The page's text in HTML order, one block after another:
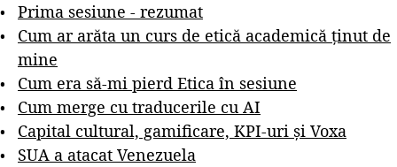
Prima sesiune - rezumat
Cum ar arăta un curs de etică academică ținut de
mine
Cum era să-mi pierd Etica în sesiune
Cum merge cu traducerile cu AI
Capital cultural, gamificare, KPI-uri și Voxa
SUA a atacat Venezuela